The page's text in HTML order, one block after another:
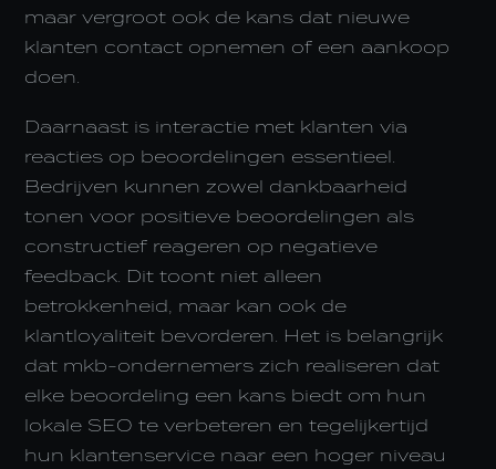
maar vergroot ook de kans dat nieuwe
klanten contact opnemen of een aankoop
doen.
Daarnaast is interactie met klanten via
reacties op beoordelingen essentieel.
Bedrijven kunnen zowel dankbaarheid
tonen voor positieve beoordelingen als
constructief reageren op negatieve
feedback. Dit toont niet alleen
betrokkenheid, maar kan ook de
klantloyaliteit bevorderen. Het is belangrijk
dat mkb-ondernemers zich realiseren dat
elke beoordeling een kans biedt om hun
lokale SEO te verbeteren en tegelijkertijd
hun klantenservice naar een hoger niveau